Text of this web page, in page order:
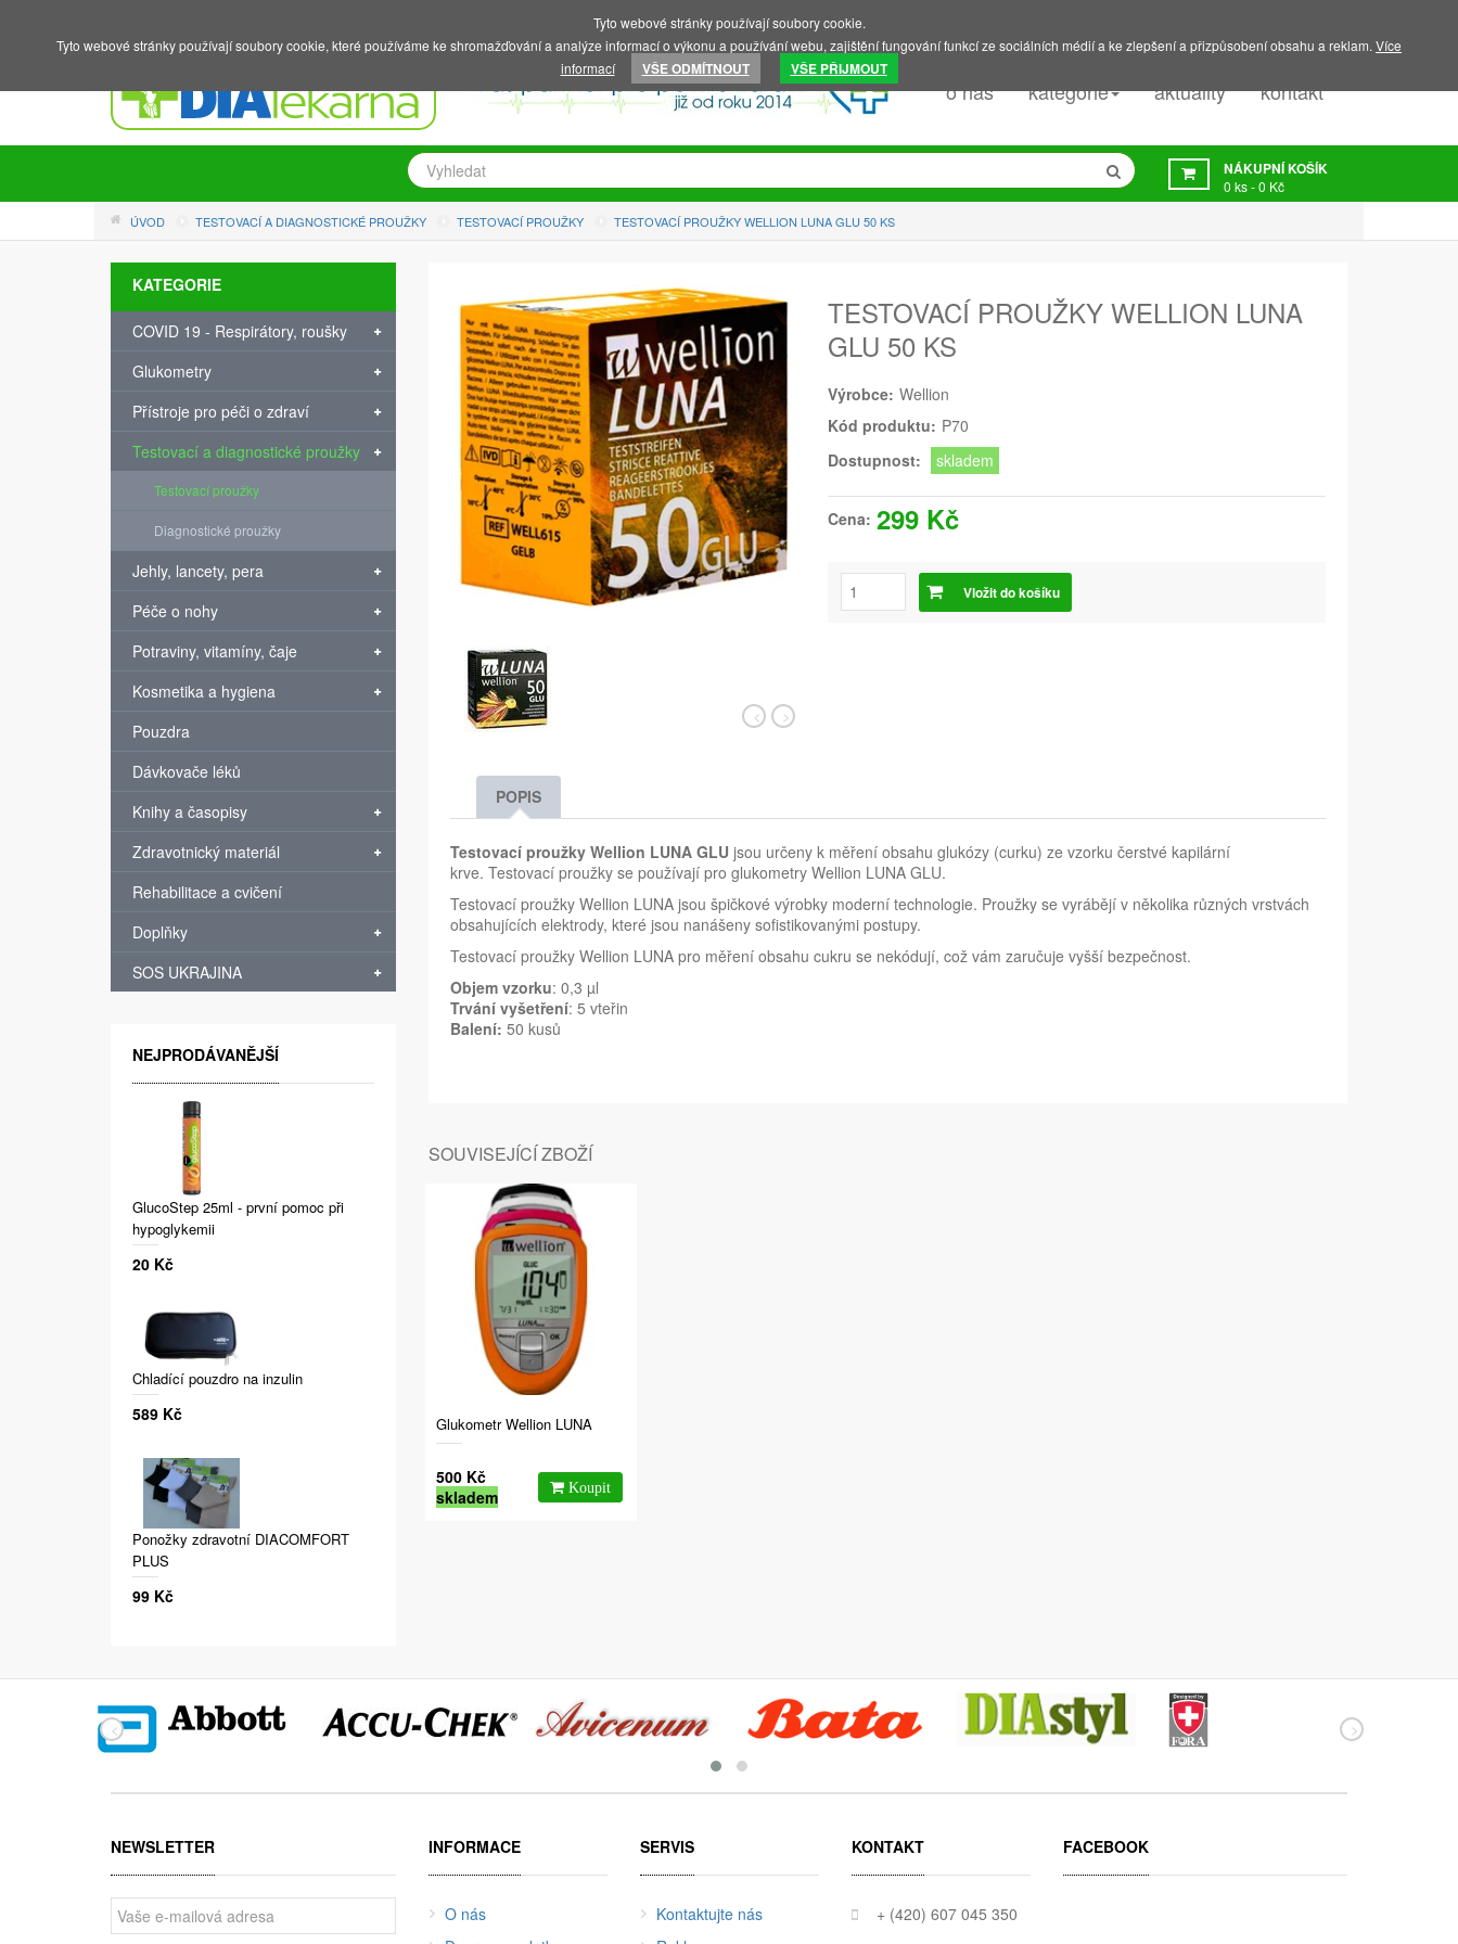
o nás kategorie aktuality kontakt
NÁKUPNÍ KOŠÍK
0 ks -0 Kč
ÚVOD TESTOVACÍ A DIAGNOSTICKÉ PROUŽKY TESTOVACÍ PROUŽKY TESTOVACÍ PROUŽKY WELLION LUNA GLU 50 KS
TESTOVACÍ PROUŽKY WELLION LUNA
GLU 50 KS
Výrobce: Wellion
Kód produktu: P70
Dostupnost:
skladem
Cena: 299 Kč
Vložit do košíku
POPIS
Testovací proužky Wellion LUNA GLU jsou určeny k měření obsahu glukózy (curku) ze vzorku čerstvé kapilární
krve. Testovací proužky se používají pro glukometry Wellion LUNA GLU.
Testovací proužky Wellion LUNA jsou špičkové výrobky moderní technologie. Proužky se vyrábějí v několika různých vrstvách
obsahujících elektrody, které jsou nanášeny sofistikovanými postupy.
Testovací proužky Wellion LUNA pro měření obsahu cukru se nekódují, což vám zaručuje vyšší bezpečnost.
Objem vzorku: 0,3 µl
Trvání vyšetření: 5 vteřin
Balení: 50 kusů
SOUVISEJÍCÍ ZBOŽÍ
Glukometr Wellion LUNA
500 Kč
skladem
KATEGORIE
COVID 19 - Respirátory, roušky
Glukometry
Přístroje pro péči o zdraví
Testovací a diagnostické proužky
Testovací proužky
Diagnostické proužky
Jehly, lancety, pera
Péče o nohy
Potraviny, vitamíny, čaje
Kosmetika a hygiena
Pouzdra
Dávkovače léků
Knihy a časopisy
Zdravotnický materiál
Rehabilitace a cvičení
Doplňky
SOS UKRAJINA
NEJPRODÁVANĚJŠÍ
GlucoStep 25ml - první pomoc při
hypoglykemii
20 Kč
Chladící pouzdro na inzulin
589 Kč
Ponožky zdravotní DIACOMFORT
PLUS
99 Kč
NEWSLETTER INFORMACE
O nás
SERVIS
Kontaktujte nás
KONTAKT
+ (420) 607 045 350
FACEBOOK
Tyto webové stránky používají soubory cookie.
Tyto webové stránky používají soubory cookie, které používáme ke shromažďování a analýze informací o výkonu a používání webu, zajištění fungování funkcí ze sociálních médií a ke zlepšení a přizpůsobení obsahu a reklam. Více
informací
VŠE ODMÍTNOUT VŠE PŘIJMOUT